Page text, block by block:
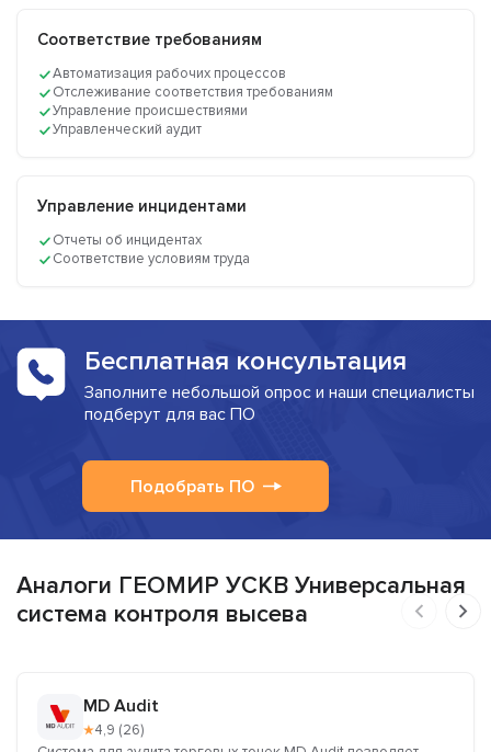
Соответствие требованиям
Автоматизация рабочих процессов
Отслеживание соответствия требованиям
Управление происшествиями
Управленческий аудит
Управление инцидентами
Отчеты об инцидентах
Соответствие условиям труда
Бесплатная консультация
Заполните небольшой опрос и наши специалисты
подберут для вас ПО
Подобрать ПО
Аналоги ГЕОМИР УСКВ Универсальная
система контроля высева
MD Audit
★4,9 (26)